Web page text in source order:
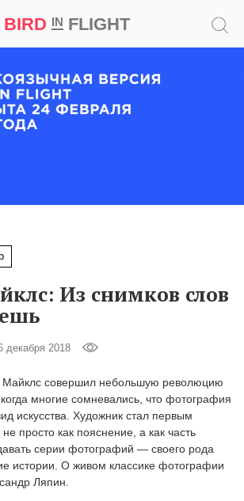
BIRD INFLIGHT
Из снимков слов
декабря 2018
Майклс совершил небольшую революцию
многие сомневались, что фотография
искусства. Художник стал первым
не просто как пояснение, а как часть
серии фотографий — своего рода
истории. О живом классике фотографии
Ляпин.